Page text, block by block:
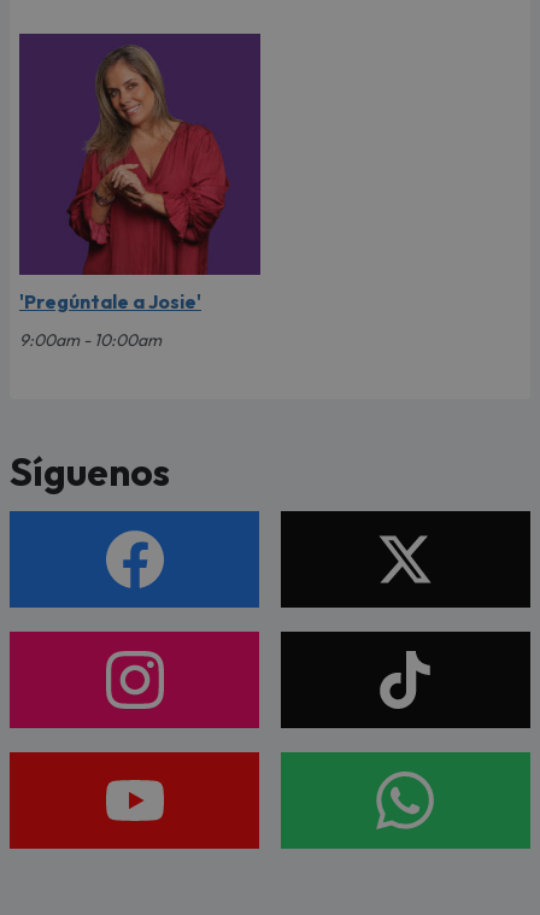
'Pregúntale a Josie'
9:00am - 10:00am
Síguenos